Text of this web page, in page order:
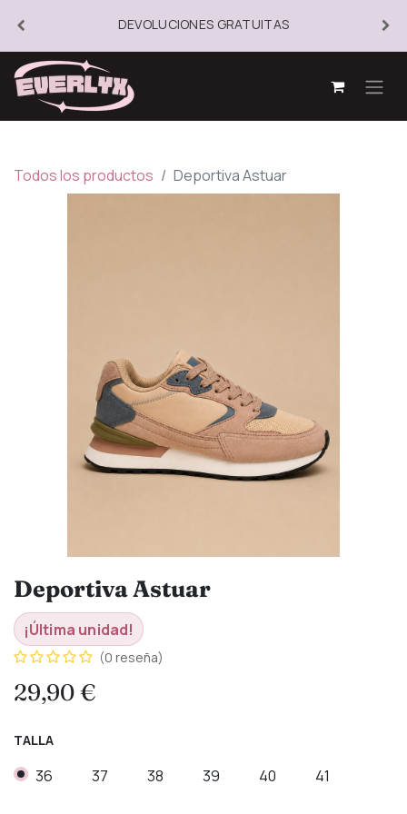
DEVOLUCIONES GRATUITAS
Todos los productos Deportiva Astuar
Deportiva Astuar
¡Última unidad!
(0 reseña)
29,90€
TALLA
36 37 38 39 40 41